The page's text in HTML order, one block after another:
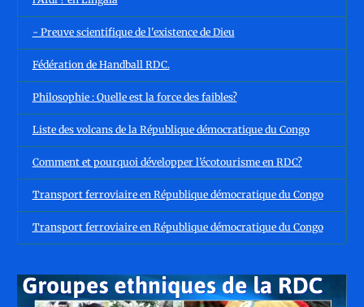
- Preuve scientifique de l'existence de Dieu
Fédération de Handball RDC.
Philosophie : Quelle est la force des faibles?
Liste des volcans de la République démocratique du Congo
Comment et pourquoi développer l’écotourisme en RDC?
Transport ferroviaire en République démocratique du Congo
Transport ferroviaire en République démocratique du Congo